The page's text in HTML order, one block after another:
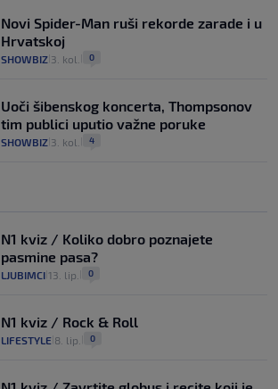
Novi Spider-Man ruši rekorde zarade i u
Hrvatskoj
SHOWBIZ 3. kol. 0
Uoči šibenskog koncerta, Thompsonov
tim publici uputio važne poruke
SHOWBIZ 3. kol. 4
N1 kviz / Koliko dobro poznajete
pasmine pasa?
LJUBIMCI 13. lip. 0
N1 kviz / Rock & Roll
LIFESTYLE 8. lip. 0